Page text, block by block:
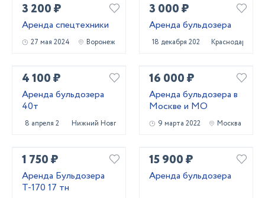
3 200 ₽
Аренда спецтехники
27 мая 2024 Воронеж
3 000 ₽
Аренда бульдозера
18 декабря 2022 Краснодар
4 100 ₽
Аренда бульдозера
40т
8 апреля 2025 Нижний Новгород
16 000 ₽
Аренда бульдозера в
Москве и МО
9 марта 2022 Москва
1 750 ₽
Аренда Бульдозера
Т-170 17 тн
15 900 ₽
Аренда бульдозера